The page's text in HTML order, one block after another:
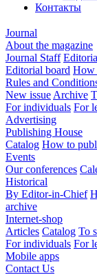
Контакты
Journal
About the magazine
Journal Staff
Editorial board How
Rules and
New issue Archive
For individuals For
Advertising
Publishing House
Catalog How to
Events
Our conferences
Historical
By Editor-in-Chief
archive
Internet-shop
Articles Catalog To
For individuals For
Mobile apps
Contact Us